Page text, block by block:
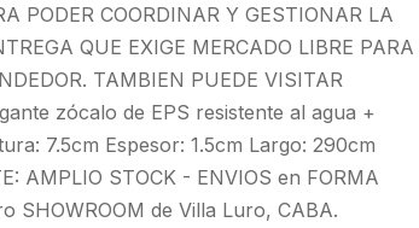
PODER COORDINAR Y GESTIONAR LA
QUE EXIGE MERCADO LIBRE PARA
TAMBIEN PUEDE VISITAR
zócalo de EPS resistente al agua +
7.5cm Espesor: 1.5cm Largo: 290cm
AMPLIO STOCK - ENVIOS en FORMA
SHOWROOM de Villa Luro, CABA.